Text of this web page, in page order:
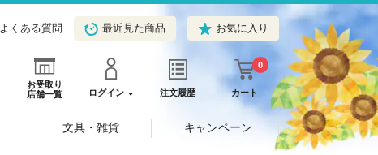
よくある質問 最近見た商品 お気に入り
お受取り
店舗一覧
ログイン 注文履歴 カート
0
文具・雑貨 キャンペーン